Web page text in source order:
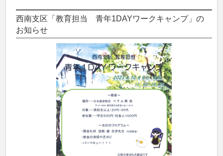
西南支区「教育担当 青年1DAYワークキャンプ」の
お知らせ